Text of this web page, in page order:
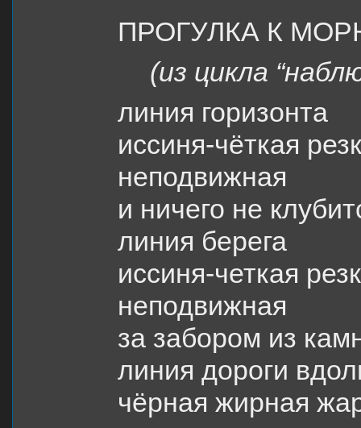
ПРОГУЛКА К
(из цикла
линия горизонта
иссиня-чёткая
неподвижная
и ничего не
линия берега
иссиня-четкая
неподвижная
за забором из
линия дороги
чёрная жирная